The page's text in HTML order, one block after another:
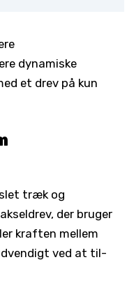
dynamiske
et drev på kun
træk og
der bruger
kraften mellem
ved at til-